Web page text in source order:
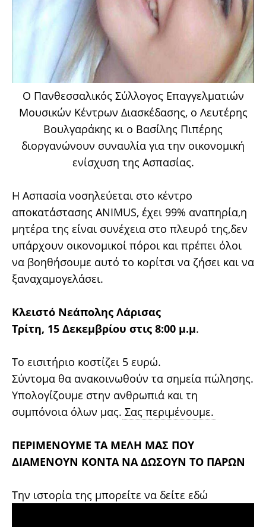
Ο Πανθεσσαλικός Σύλλογος Επαγγελματιών
Μουσικών Κέντρων Διασκέδασης, ο Λευτέρης
Βουλγαράκης κι ο Βασίλης Πιπέρης
διοργανώνουν συναυλία για την οικονομική
ενίσχυση της Ασπασίας.
Η Ασπασία νοσηλεύεται στο κέντρο
αποκατάστασης ANIMUS, έχει 99% αναπηρία,η
μητέρα της είναι συνέχεια στο πλευρό της,δεν
υπάρχουν οικονομικοί πόροι και πρέπει όλοι
να βοηθήσουμε αυτό το κορίτσι να ζήσει και να
ξαναχαμογελάσει.
Κλειστό Νεάπολης Λάρισας
Τρίτη, 15 Δεκεμβρίου στις 8:00 μ.μ.
Το εισιτήριο κοστίζει 5 ευρώ.
Σύντομα θα ανακοινωθούν τα σημεία πώλησης.
Υπολογίζουμε στην ανθρωπιά και τη
συμπόνοια όλων μας. Σας περιμένουμε.
ΠΕΡΙΜΕΝΟΥΜΕ ΤΑ ΜΕΛΗ ΜΑΣ ΠΟΥ
ΔΙΑΜΕΝΟΥΝ ΚΟΝΤΑ ΝΑ ΔΩΣΟΥΝ ΤΟ ΠΑΡΩΝ
Την ιστορία της μπορείτε να δείτε εδώ